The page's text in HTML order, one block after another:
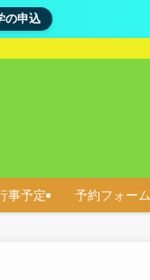
の申込
事予定 予約フォーム